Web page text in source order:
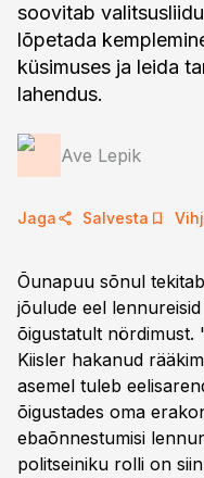
soovitab
lõpetada
küsimuses ja leida
lahendus.
Ave Lepik
Jaga Salvesta
Õunapuu sõnul
jõulude eel
õigustatult nördimust.
Kiisler hakanud
asemel tuleb
õigustades oma
ebaõnnestumisi
politseiniku rolli on